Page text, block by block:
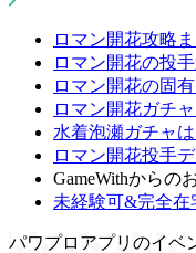
ロマン開花攻略
ロマン開花の投
ロマン開花の固
ロマン開花ガチ
水着泡瀬ガチャ
ロマン開花投手
GameWithからの
未経験可&完全在
パワプロアプリのイベ